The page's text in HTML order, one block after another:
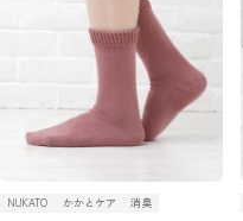
NUKATO かかとケア 消臭